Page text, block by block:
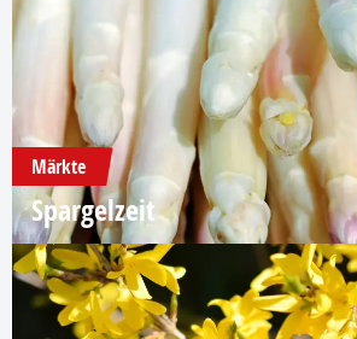
Märkte
Spargelzeit